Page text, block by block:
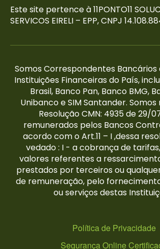
Este site pertence à 11PONTO11
SERVICOS EIRELI – EPP, CNPJ
Somos Correspondentes Bancários
Instituições Financeiras do País,
Brasil, Banco Pan, Banco BMG,
Unibanco e SIM Santander.
Resolução CMN: 4935 de 29/
remunerados pelos Bancos
acordo com o Art.11 – I ,dessa
vedado : I - a cobrança de
valores referentes a
prestados por terceiros ou
de remuneração, pelo
ou serviços destas
Política de Privacidade
Segurança Online